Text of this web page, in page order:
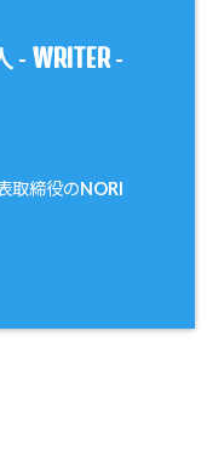
- WRITER -
取締役のNORI